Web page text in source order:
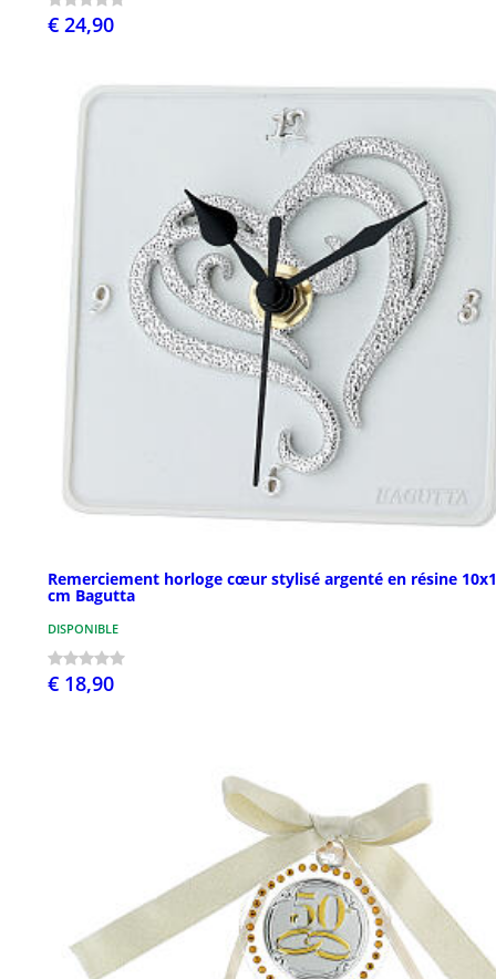
€ 24,90
Remerciement horloge cœur stylisé argenté en résine
cm Bagutta
DISPONIBLE
€ 18,90